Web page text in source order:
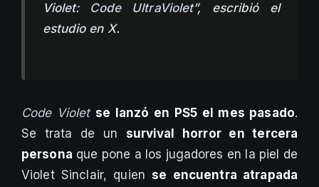
Violet: Code UltraViolet”, escribió el
estudio en X.
Code Violet se lanzó en PS5 el mes pasado.
Se trata de un survival horror en tercera
persona que pone a los jugadores en la piel de
Violet Sinclair, quiense encuentra atrapada